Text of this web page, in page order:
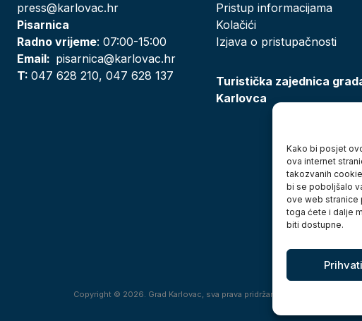
Kako bi posjet
ova internet
takozvanih
bi se poboljšalo
ove web stranice
toga ćete i dalje
biti dostupne.
Prihvati
press@karlovac.hr
Pisarnica
Radno vrijeme: 07:00-15:00
Email: pisarnica@karlovac.hr
T:047 628 210, 047 628 137
Pristup informacijama
Kolačići
Izjava o pristupačnosti
Turistička zajednica
Karlovca
Copyright © 2026. Grad Karlovac, sva prava pridržana